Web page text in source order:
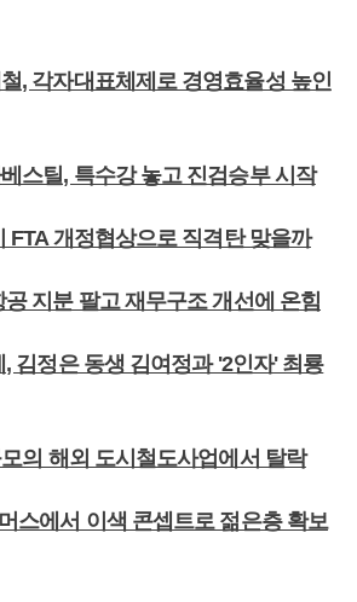
, 각자대표체제로 경영효율성 높인
스틸, 특수강 놓고 진검승부 시작
FTA 개정협상으로 직격탄 맞을까
지분 팔고 재무구조 개선에 온힘
김정은 동생 김여정과 '2인자' 최룡
의 해외 도시철도사업에서 탈락
스에서 이색 콘셉트로 젊은층 확보